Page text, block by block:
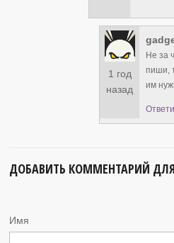
1 год
назад
Не за
пиши,
им
ДОБАВИТЬ КОММЕНТАРИЙ ДЛЯ
Имя